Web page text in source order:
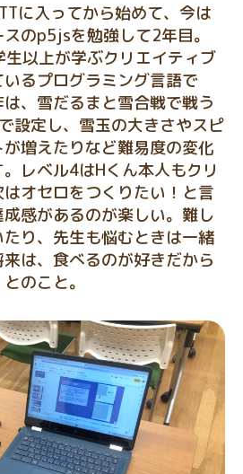
に入ってから始めて、今は
のp5jsを勉強して2年目。
以上が学ぶクリエイティブ
るプログラミング言語で
、雪だるまと雪合戦で戦う
設定し、雪玉の大きさやスピ
増えたりなど難易度の変化
レベル4はHくん本人もクリ
オセロをつくりたい！と言
感があるのが楽しい。難し
り、先生も悩むときは一緒
は、食べるのが好きだから
のこと。